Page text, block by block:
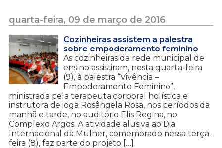
quarta-feira, 09 de março de 2016
Cozinheiras assistem a palestra
sobre empoderamento feminino
As cozinheiras da rede municipal de
ensino assistiram, nesta quarta-feira
(9), à palestra “Vivência –
Empoderamento Feminino”,
ministrada pela terapeuta corporal holística e
instrutora de ioga Rosângela Rosa, nos períodos da
manhã e tarde, no auditório Elis Regina, no
Complexo Argos. A atividade alusiva ao Dia
Internacional da Mulher, comemorado nessa terça-
feira (8), faz parte do projeto […]